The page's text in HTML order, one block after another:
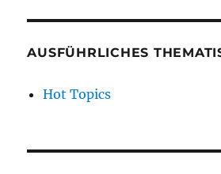
AUSFÜHRLICHES
Hot Topics